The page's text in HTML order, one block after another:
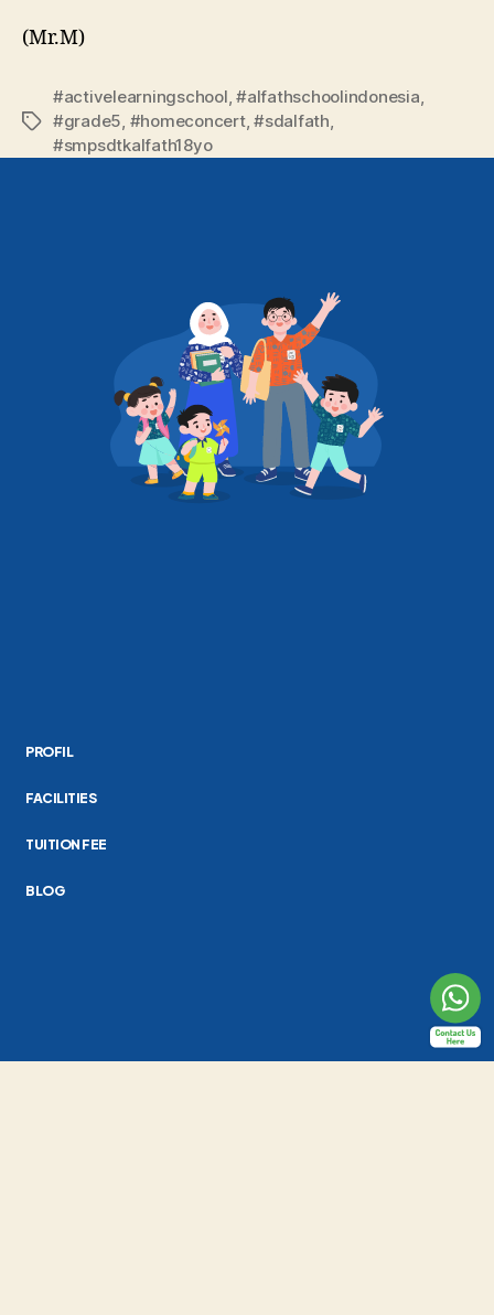
(Mr.M)
#activelearningschool,#alfathschoolindonesia,
#grade5, #homeconcert,#sdalfath,
#smpsdtkalfath18yo
PROFIL
FACILITIES
TUITION FEE
BLOG